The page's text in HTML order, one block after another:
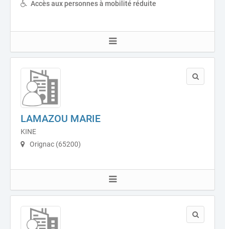
Accès aux personnes à mobilité réduite
LAMAZOU MARIE
KINE
Orignac (65200)